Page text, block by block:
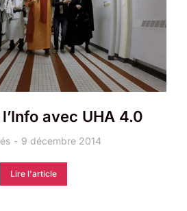
avec UHA 4.0
9 décembre 2014
Lire l'article